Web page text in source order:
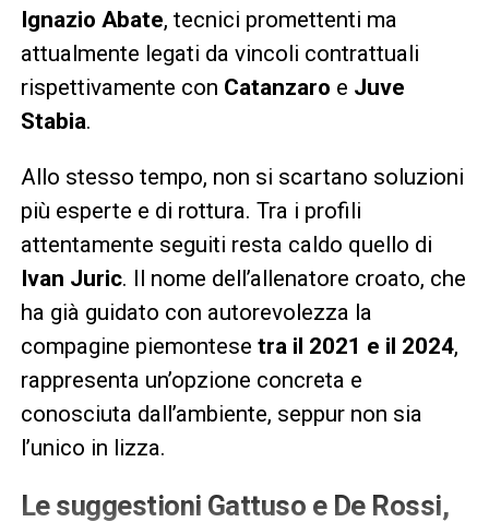
Ignazio Abate, tecnici promettenti ma
attualmente legati da vincoli contrattuali
rispettivamente con Catanzaro e Juve
Stabia.
Allo stesso tempo, non si scartano soluzioni
più esperte e di rottura. Tra i profili
attentamente seguiti resta caldo quello di
Ivan Juric. Il nome dell’allenatore croato, che
ha già guidato con autorevolezza la
compagine piemontese tra il 2021 e il 2024,
rappresenta un’opzione concreta e
conosciuta dall’ambiente, seppur non sia
l’unico in lizza.
Le suggestioni Gattuso e De Rossi,